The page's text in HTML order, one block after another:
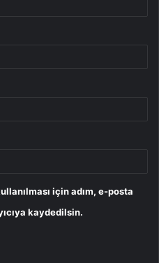
için adım, e-posta
kaydedilsin.